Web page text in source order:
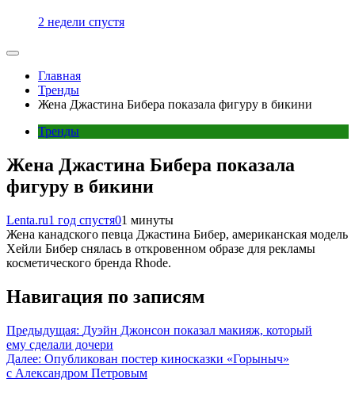
2 недели спустя
Главная
Тренды
Жена Джастина Бибера показала фигуру в бикини
Тренды
Жена Джастина Бибера показала
фигуру в бикини
Lenta.ru1 год спустя01 минуты
Жена канадского певца Джастина Бибер, американская модель
Хейли Бибер снялась в откровенном образе для рекламы
косметического бренда Rhode.
Навигация по записям
Предыдущая: Дуэйн Джонсон показал макияж, который
ему сделали дочери
Далее: Опубликован постер киносказки «Горыныч»
с Александром Петровым